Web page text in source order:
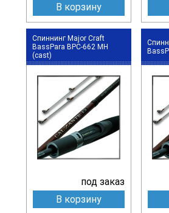
В корзину
Спиннинг Major Craft
BassPara BPC-662 MH
(cast)
под заказ
В корзину